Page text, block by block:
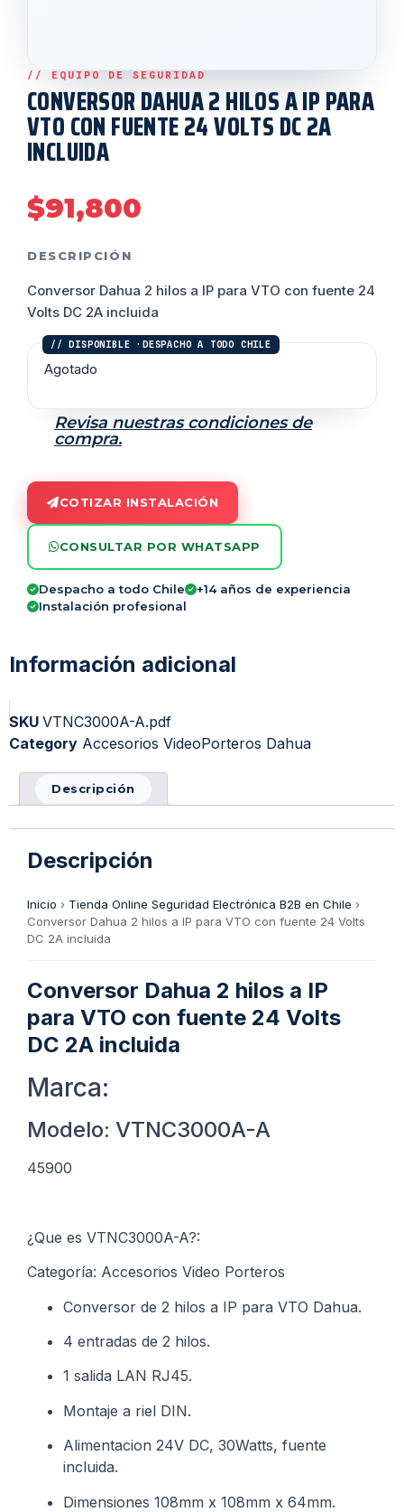
CONVERSOR DAHUA 2 HILOS A IP PARA
VTO CON FUENTE 24 VOLTS DC 2A
INCLUIDA
$91,800
DESCRIPCIÓN
Conversor Dahua 2 hilos a IP para VTO con fuente 24
Volts DC 2A incluida
Agotado
Revisa nuestras condiciones de
compra.
COTIZAR INSTALACIÓN
CONSULTAR POR WHATSAPP
Despacho a todo Chile
+14 años de experiencia
Instalación profesional
Información adicional
SKU VTNC3000A-A.pdf
Category Accesorios VideoPorteros Dahua
Descripción
Descripción
Inicio › Tienda Online Seguridad Electrónica B2B en Chile ›
Conversor Dahua 2 hilos a IP para VTO con fuente 24 Volts
DC 2A incluida
Conversor Dahua 2 hilos a IP
para VTO con fuente 24 Volts
DC 2A incluida
Marca:
Modelo: VTNC3000A-A
45900
¿Que es VTNC3000A-A?:
Categoría: Accesorios Video Porteros
Conversor de 2 hilos a IP para VTO Dahua.
4 entradas de 2 hilos.
1 salida LAN RJ45.
Montaje a riel DIN.
Alimentacion 24V DC, 30Watts, fuente
incluida.
Dimensiones 108mm x 108mm x 64mm.